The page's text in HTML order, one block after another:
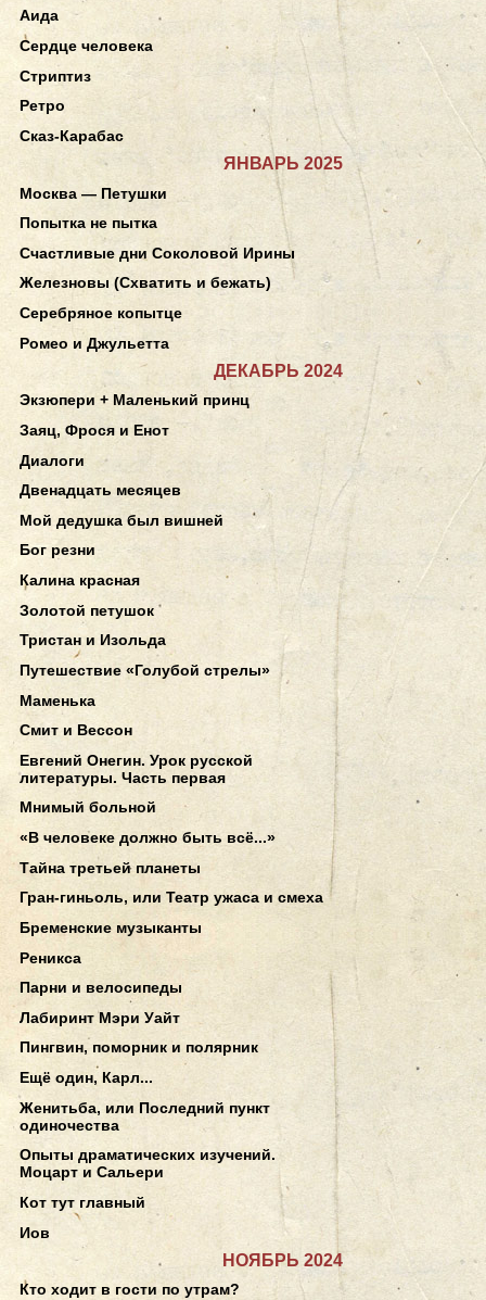
Аида
Сердце человека
Стриптиз
Ретро
Сказ-Карабас
ЯНВАРЬ 2025
Москва — Петушки
Попытка не пытка
Счастливые дни Соколовой Ирины
Железновы (Схватить и бежать)
Серебряное копытце
Ромео и Джульетта
ДЕКАБРЬ 2024
Экзюпери + Маленький принц
Заяц, Фрося и Енот
Диалоги
Двенадцать месяцев
Мой дедушка был вишней
Бог резни
Калина красная
Золотой петушок
Тристан и Изольда
Путешествие «Голубой стрелы»
Маменька
Смит и Вессон
Евгений Онегин. Урок русской
литературы. Часть первая
Мнимый больной
«В человеке должно быть всё...»
Тайна третьей планеты
Гран-гиньоль, или Театр ужаса и смеха
Бременские музыканты
Реникса
Парни и велосипеды
Лабиринт Мэри Уайт
Пингвин, поморник и полярник
Ещё один, Карл...
Женитьба, или Последний пункт
одиночества
Опыты драматических изучений.
Моцарт и Сальери
Кот тут главный
Иов
НОЯБРЬ 2024
Кто ходит в гости по утрам?